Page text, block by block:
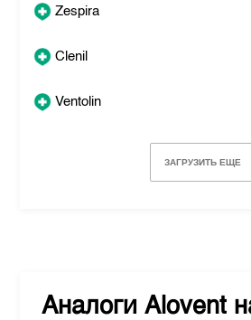
Zespira
Clenil
Ventolin
ЗАГРУЗИТЬ ЕЩЕ
Аналоги Alovent